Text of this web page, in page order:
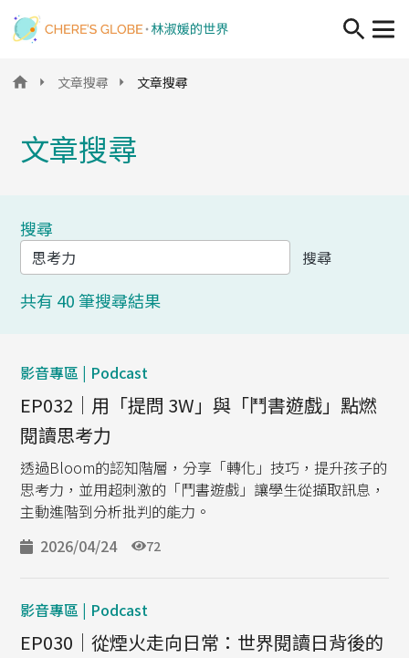
文章搜尋 文章搜尋
文章搜尋
搜尋
搜尋
共有 40 筆搜尋結果
影音專區 | Podcast
EP032｜用「提問 3W」與「鬥書遊戲」點燃
閱讀思考力
透過Bloom的認知階層，分享「轉化」技巧，提升孩子的
思考力，並用超刺激的「鬥書遊戲」讓學生從擷取訊息，
主動進階到分析批判的能力。
2026/04/24
72
影音專區 | Podcast
EP030｜從煙火走向日常：世界閱讀日背後的